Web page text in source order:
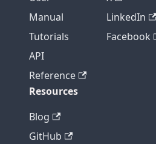
Manual
Tutorials
API
Reference
LinkedIn
Facebook
Resources
Blog
GitHub